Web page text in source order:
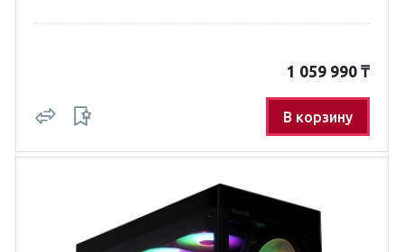
1 059 990 ₸
В корзину